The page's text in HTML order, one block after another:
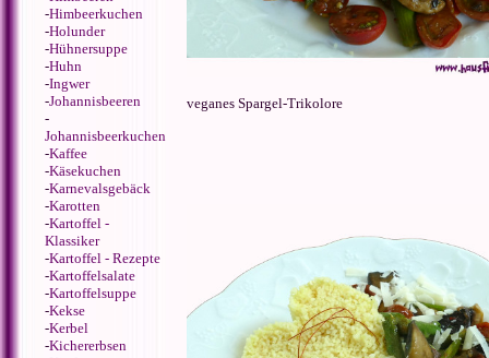
-Himbeerkuchen
-Holunder
-Hühnersuppe
-Huhn
-Ingwer
-Johannisbeeren
-
Johannisbeerkuchen
-Kaffee
-Käsekuchen
-Karnevalsgebäck
-Karotten
-Kartoffel -
Klassiker
-Kartoffel - Rezepte
-Kartoffelsalate
-Kartoffelsuppe
-Kekse
-Kerbel
-Kichererbsen
veganes Spargel-Trikolore